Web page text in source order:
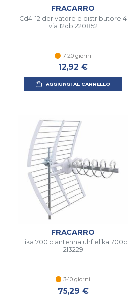
FRACARRO
Cd4-12 derivatore e distributore 4
via 12db 220852
7-20 giorni
12,92 €
AGGIUNGI AL CARRELLO
FRACARRO
Elika 700 c antenna uhf elika 700c
213229
3-10 giorni
75,29 €